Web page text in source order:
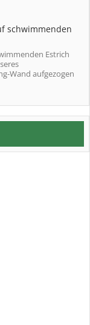
schwimmenden
Estrich
Wand aufgezogen